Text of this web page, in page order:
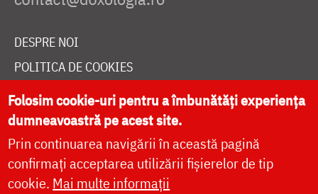
DESPRE NOI
POLITICA DE COOKIES
DONEAZĂ ONLINE PENTRU CATEDRALA NAȚIONALĂ
LIVE
Folosim cookie-uri pentru a îmbunătăți experiența
dumneavoastră pe acest site.
Prin continuarea navigării în această pagină
confirmați acceptarea utilizării fișierelor de tip
cookie. Mai multe informații